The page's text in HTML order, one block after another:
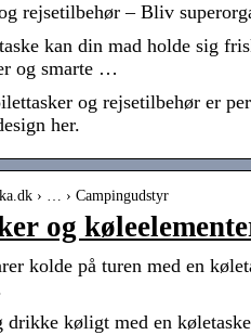
rejsetilbehør – Bliv
kan din mad holde sig
og smarte …
og rejsetilbehør er
her.
› … › Campingudstyr
og
kolde på turen med en
drikke køligt med en